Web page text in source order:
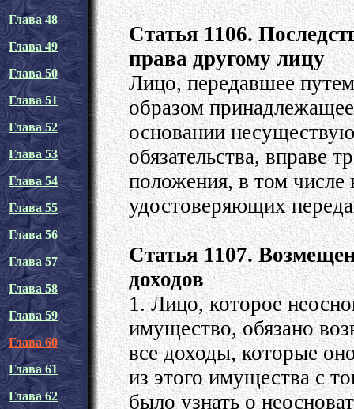
Глава 48
Глава 49
Глава 50
Глава 51
Глава 52
Глава 53
Глава 54
Глава 55
Глава 56
Глава 57
Глава 58
Глава 59
Глава 60
Глава 61
Глава 62
Статья 1106.
права другому лицу
Лицо, передавшее
образом
основании
обязательства, вправе
положения, в том
удостоверяющих
Статья 1107.
доходов
1. Лицо, которое
имущество, обязано
все доходы, которые
из этого имущества с
было узнать о